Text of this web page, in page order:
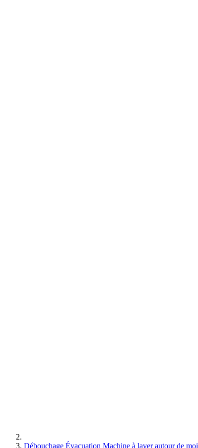
Débouchage Évacuation Machine à laver autour de moi